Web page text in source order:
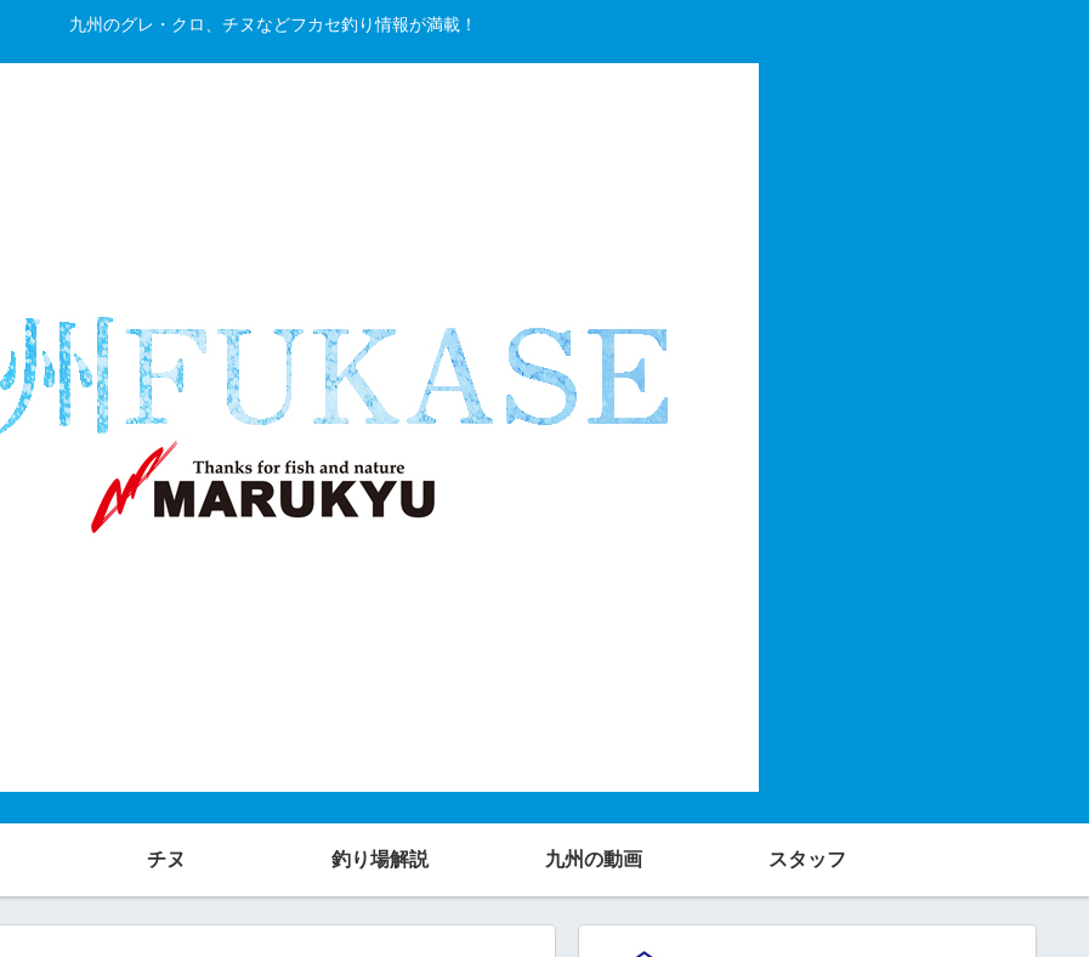
九州のグレ・クロ、チヌなどフカセ釣り情報が満載！
チヌ 釣り場解説 九州の動画 スタッフ